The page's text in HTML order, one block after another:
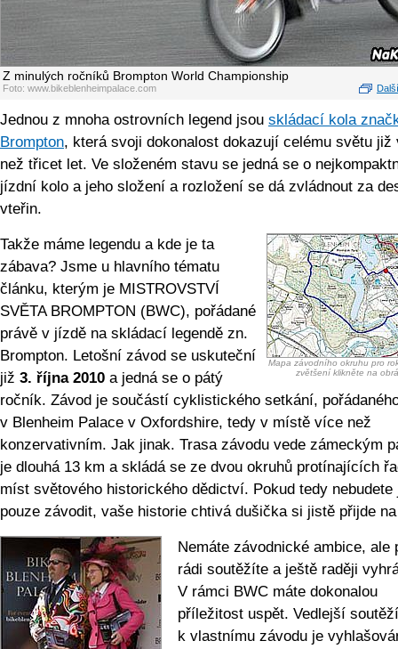
Z minulých ročníků Brompton World Championship
Foto: www.bikeblenheimpalace.com
Jednou z mnoha ostrovních legend jsou skládací kola
Brompton, která svoji dokonalost dokazují celému světu již
než třicet let. Ve složeném stavu se jedná se o
jízdní kolo a jeho složení a rozložení se dá zvládnout za
vteřin.
Mapa závodního okruhu pro
zvětšení klikněte na
Takže máme legendu a kde je ta
zábava? Jsme u hlavního tématu
článku, kterým je MISTROVSTVÍ
SVĚTA BROMPTON (BWC), pořádané
právě v jízdě na skládací legendě zn.
Brompton. Letošní závod se uskuteční
již 3. října 2010 a jedná se o pátý
ročník. Závod je součástí cyklistického setkání,
v Blenheim Palace v Oxfordshire, tedy v místě více než
konzervativním. Jak jinak. Trasa závodu vede zámeckým
je dlouhá 13 km a skládá se ze dvou okruhů protínajících
míst světového historického dědictví. Pokud tedy nebudete
pouze závodit, vaše historie chtivá dušička si jistě přijde
Nemáte závodnické ambice, ale
rádi soutěžíte a ještě raději
V rámci BWC máte dokonalou
příležitost uspět. Vedlejší soutěží
k vlastnímu závodu je